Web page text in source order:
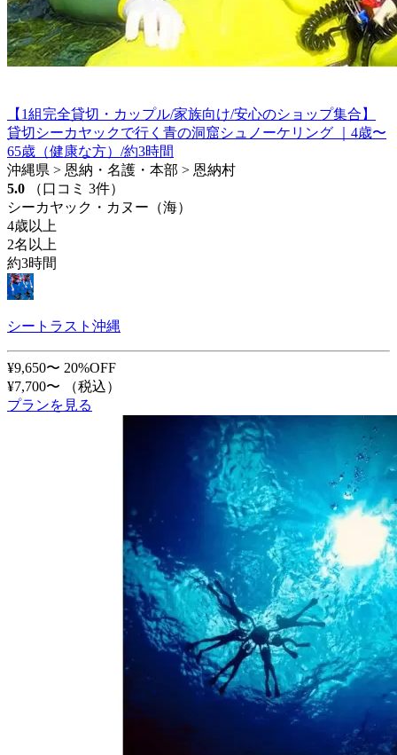
【1組完全貸切・カップル/家族向け/安心のショップ集合】
貸切シーカヤックで行く青の洞窟シュノーケリング ｜4歳〜
65歳（健康な方）/約3時間
沖縄県 > 恩納・名護・本部 > 恩納村
5.0
（口コミ 3件）
シーカヤック・カヌー（海）
4歳以上
2名以上
約3時間
シートラスト沖縄
¥9,650〜 20%OFF
¥7,700〜
（税込）
プランを見る